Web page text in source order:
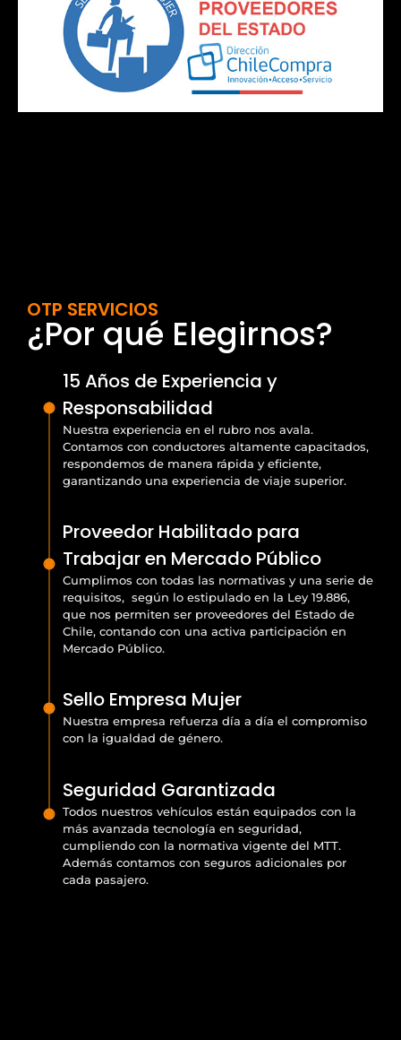
OTP SERVICIOS
¿Por qué Elegirnos?
15 Años de Experiencia y
Responsabilidad
Nuestra experiencia en el rubro nos avala.
Contamos con conductores altamente capacitados,
respondemos de manera rápida y eficiente,
garantizando una experiencia de viaje superior.
Proveedor Habilitado para
Trabajar en Mercado Público
Cumplimos con todas las normativas y una serie de
requisitos, según lo estipulado en la Ley 19.886,
que nos permiten ser proveedores del Estado de
Chile, contando con una activa participación en
Mercado Público.
Sello Empresa Mujer
Nuestra empresa refuerza día a día el compromiso
con la igualdad de género.
Seguridad Garantizada
Todos nuestros vehículos están equipados con la
más avanzada tecnología en seguridad,
cumpliendo con la normativa vigente del MTT.
Además contamos con seguros adicionales por
cada pasajero.